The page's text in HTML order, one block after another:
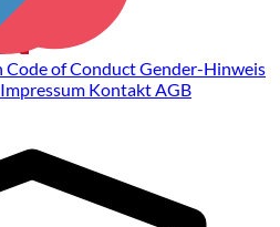
Code of ConductGender-Hinweis
Impressum KontaktAGB